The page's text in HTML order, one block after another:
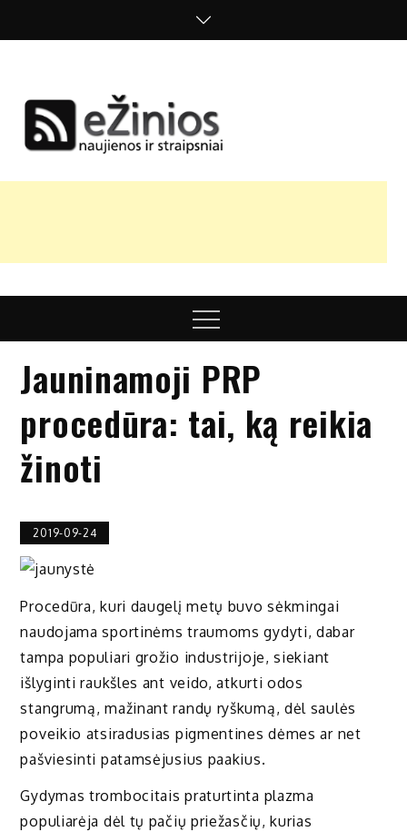
nuomonės
Menu
Jauninamoji PRP
procedūra: tai, ką reikia
žinoti
2019-09-24
Procedūra, kuri daugelį metų buvo sėkmingai
naudojama sportinėms traumoms gydyti, dabar
tampa populiari grožio industrijoje, siekiant
išlyginti raukšles ant veido, atkurti odos
stangrumą, mažinant randų ryškumą, dėl saulės
poveikio atsiradusias pigmentines dėmes ar net
pašviesinti patamsėjusius paakius.
Gydymas trombocitais praturtinta plazma
populiarėja dėl tų pačių priežasčių, kurias